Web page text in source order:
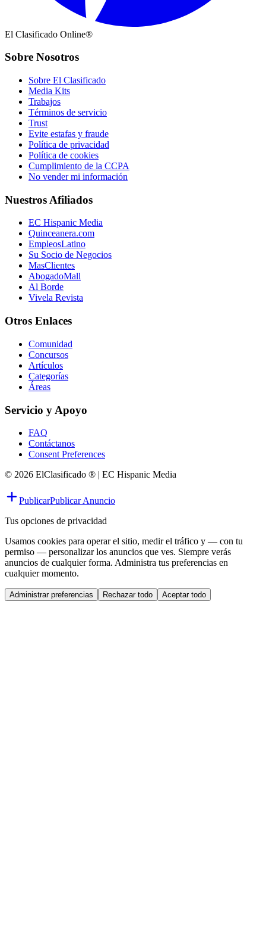
El Clasificado Online®
Sobre Nosotros
Sobre El Clasificado
Media Kits
Trabajos
Términos de servicio
Trust
Evite estafas y fraude
Política de privacidad
Política de cookies
Cumplimiento de la CCPA
No vender mi información
Nuestros Afiliados
EC Hispanic Media
Quinceanera.com
EmpleosLatino
Su Socio de Negocios
MasClientes
AbogadoMall
Al Borde
Vivela Revista
Otros Enlaces
Comunidad
Concursos
Artículos
Categorías
Áreas
Servicio y Apoyo
FAQ
Contáctanos
Consent Preferences
© 2026 ElClasificado ® | EC Hispanic Media
PublicarPublicar Anuncio
Tus opciones de privacidad
Usamos cookies para operar el sitio, medir el tráfico y — con tu
permiso — personalizar los anuncios que ves. Siempre verás
anuncios de cualquier forma. Administra tus preferencias en
cualquier momento.
Administrar preferencias Rechazar todo Aceptar todo